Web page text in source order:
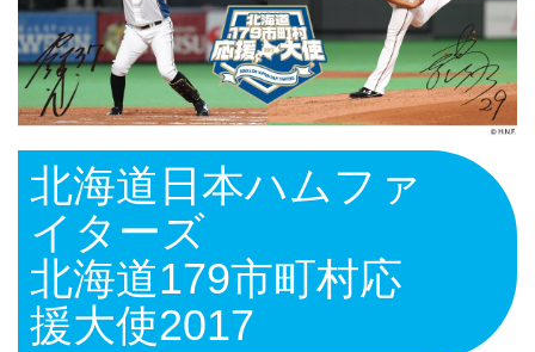
北海道日本ハムファ
イターズ
北海道179市町村応
援大使2017